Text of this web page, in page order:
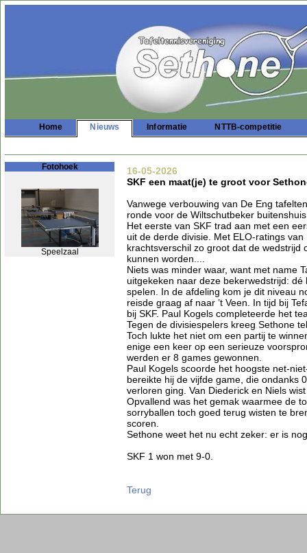
Home Nieuws Informatie NTTB-competitie
Fotohoek
Speelzaal
16-05-2026
SKF een maat(je) te groot voor
Vanwege verbouwing van De Eng
ronde voor de Wiltschutbeker
Het eerste van SKF trad aan met een
uit de derde divisie. Met ELO-ratings
krachtsverschil zo groot dat de wedstrijd
kunnen worden....
Niets was minder waar, want met name
uitgekeken naar deze bekerwedstrijd:
spelen. In de afdeling kom je dit niveau
reisde graag af naar ’t Veen. In tijd bij
bij SKF. Paul Kogels completeerde het
Tegen de divisiespelers kreeg Sethone
Toch lukte het niet om een partij te
enige een keer op een serieuze
werden er 8 games gewonnen.
Paul Kogels scoorde het hoogste net-
bereikte hij de vijfde game, die ondanks
verloren ging. Van Diederick en Niels
Opvallend was het gemak waarmee de
sorryballen toch goed terug wisten te
scoren.
Sethone weet het nu echt zeker: er is
SKF 1 won met 9-0.
Terug